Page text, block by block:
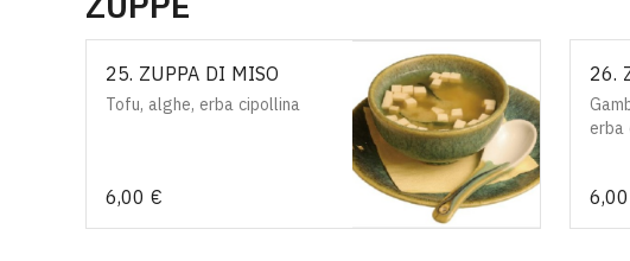
25. ZUPPA DI MISO
Tofu, alghe, erba cipollina
6,00 €
26.
erba